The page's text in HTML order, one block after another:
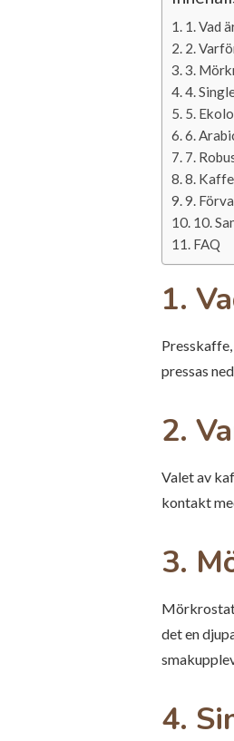
1. Vad
2.
3.
4.
5.
6.
7.
8.
9.
10.
FAQ
1.
pressas
2.
Valet av
kontakt
3.
Mörkrostat
det en
4.